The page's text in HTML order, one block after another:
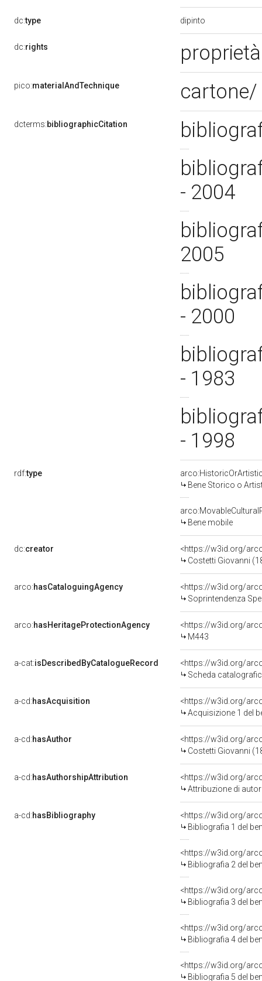
dc:type dipinto
dc:rights
pico:materialAndTechnique
dcterms:bibliographicCitation
- 2004
2005
- 2000
- 1983
- 1998
rdf:type
Bene Storico o
Bene mobile
dc:creator
<https://w3id.org/
Costetti Giovanni
arco:hasCataloguingAgency
<https://w3id.org/
Soprintendenza
arco:hasHeritageProtectionAgency
<https://w3id.org/
M443
a-cat:isDescribedByCatalogueRecord
<https://w3id.org/
Scheda
a-cd:hasAcquisition
<https://w3id.org/
Acquisizione 1 del
a-cd:hasAuthor
<https://w3id.org/
Costetti Giovanni
a-cd:hasAuthorshipAttribution
<https://w3id.org/
Attribuzione di
a-cd:hasBibliography
<https://w3id.org/
Bibliografia 1 del
<https://w3id.org/
Bibliografia 2 del
<https://w3id.org/
Bibliografia 3 del
<https://w3id.org/
Bibliografia 4 del
<https://w3id.org/
Bibliografia 5 del